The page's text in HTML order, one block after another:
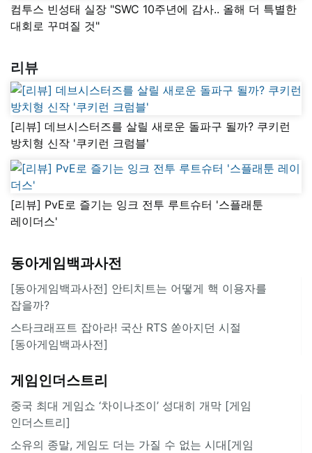
컴투스 빈성태 실장 "SWC 10주년에 감사.. 올해 더 특별한
대회로 꾸며질 것"
리뷰
[리뷰] 데브시스터즈를 살릴 새로운 돌파구 될까? 쿠키런
방치형 신작 '쿠키런 크럼블'
[리뷰] PvE로 즐기는 잉크 전투 루트슈터 '스플래툰
레이더스'
동아게임백과사전
[동아게임백과사전] 안티치트는 어떻게 핵 이용자를
잡을까?
스타크래프트 잡아라! 국산 RTS 쏟아지던 시절
[동아게임백과사전]
게임인더스트리
중국 최대 게임쇼 ‘차이나조이’ 성대히 개막 [게임
인더스트리]
소유의 종말, 게임도 더는 가질 수 없는 시대[게임